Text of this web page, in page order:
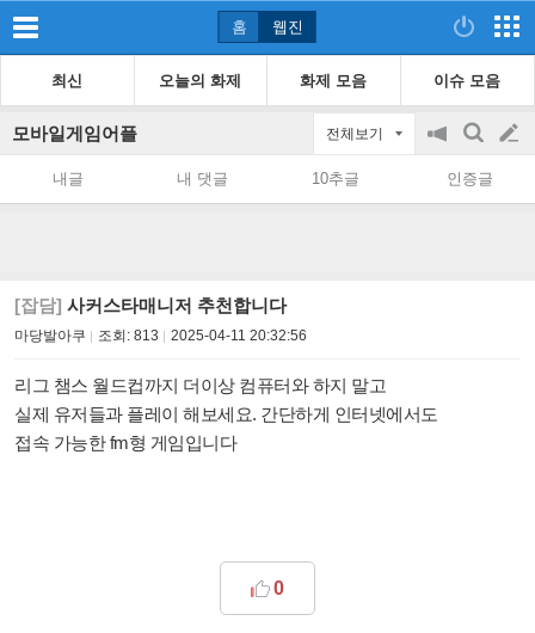
홈 웹진
최신 오늘의 화제 화제 모음 이슈 모음
모바일게임어플 전체보기
공
on/off
검
색
글
쓰
내글 내 댓글 10추글 인증글
[잡담] 사커스타매니저 추천합니다
마당발아쿠 조회: 813 2025-04-11 20:32:56
리그 챔스 월드컵까지 더이상 컴퓨터와 하지 말고
실제 유저들과 플레이 해보세요. 간단하게 인터넷에서도
접속 가능한 fm형 게임입니다
0